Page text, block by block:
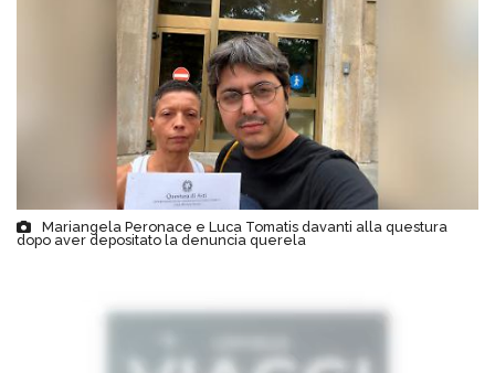
Mariangela Peronace e Luca Tomatis davanti alla questura
dopo aver depositato la denuncia querela